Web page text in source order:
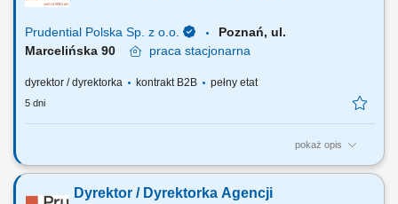
oraz monitorowanie wyników; Analiza danych sprzedażowych, trendów
Prudential Polska Sp. z o.o.
Poznań, ul.
Marcelińska 90
praca stacjonarna
dyrektor / dyrektorka kontrakt B2B pełny etat
5 dni
pokaż opis
Za co będziesz odpowiadać: własny biznes przychodowy i zarządzanie
Planowania Finansowego oraz Menedżerów, budowanie portfela
Dyrektor / Dyrektorka Agencji